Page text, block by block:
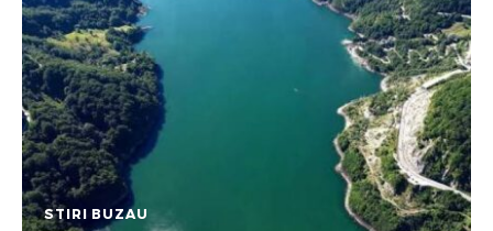
STIRI BUZAU